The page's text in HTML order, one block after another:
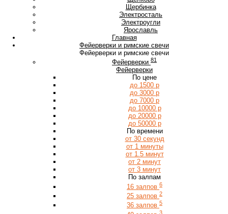
Щербинка
Электросталь
Электроугли
Ярославль
Главная
Фейерверки и римские свечи
Фейерверки и римские свечи
Фейерверки 81
Фейерверки
По цене
до 1500 р
до 3000 р
до 7000 р
до 10000 р
до 20000 р
до 50000 р
По времени
от 30 секунд
от 1 минуты
от 1.5 минут
от 2 минут
от 3 минут
По залпам
16 залпов 6
25 залпов 2
36 залпов 5
3